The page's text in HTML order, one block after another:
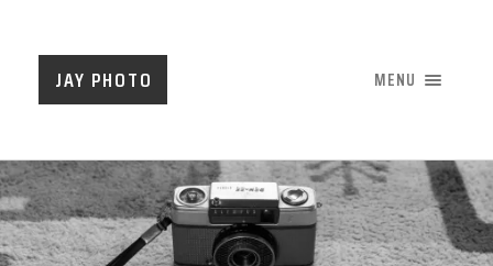
JAY PHOTO MENU